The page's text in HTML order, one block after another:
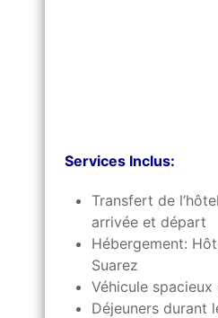
Services Inclus:
Transfert de
arrivée et départ
Hébergement:
Suarez
Véhicule
Déjeuners durant